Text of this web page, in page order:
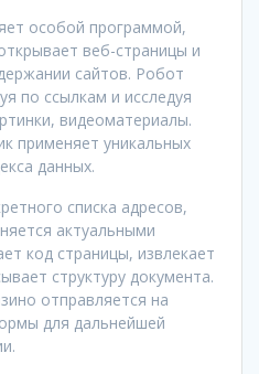
особой программой,
веб-страницы и
сайтов. Робот
по ссылкам и исследуя
видеоматериалы.
применяет уникальных
данных.
списка адресов,
актуальными
код страницы, извлекает
структуру документа.
отправляется на
для дальнейшей